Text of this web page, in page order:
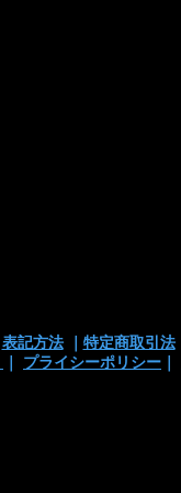
表記方法｜ 特定商取引法｜
プライシーポリシー